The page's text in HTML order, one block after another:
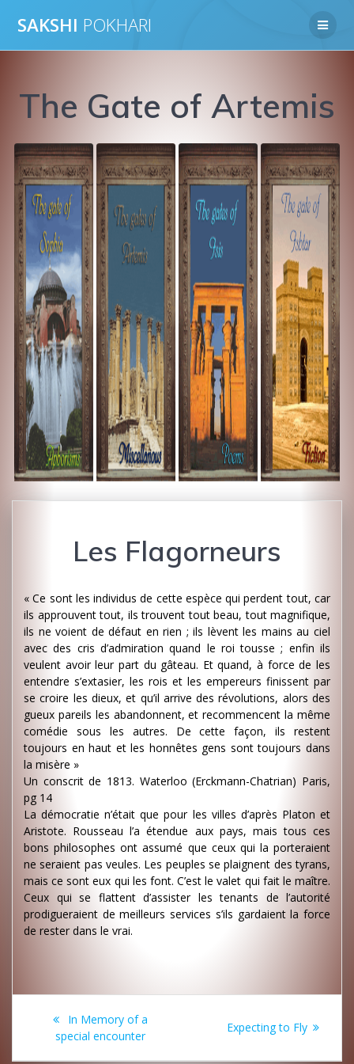
SAKSHI POKHARI
The Gate of Artemis
Les Flagorneurs
« Ce sont les individus de cette espèce qui perdent tout, car
ils approuvent tout, ils trouvent tout beau, tout magnifique,
ils ne voient de défaut en rien ; ils lèvent les mains au ciel
avec des cris d’admiration quand le roi tousse ; enfin ils
veulent avoir leur part du gâteau. Et quand, à force de les
entendre s’extasier, les rois et les empereurs finissent par
se croire les dieux, et qu’il arrive des révolutions, alors des
gueux pareils les abandonnent, et recommencent la même
comédie sous les autres. De cette façon, ils restent
toujours en haut et les honnêtes gens sont toujours dans
la misère »
Un conscrit de 1813. Waterloo (Erckmann-Chatrian) Paris,
pg 14
La démocratie n’était que pour les villes d’après Platon et
Aristote. Rousseau l’a étendue aux pays, mais tous ces
bons philosophes ont assumé que ceux qui la porteraient
ne seraient pas veules. Les peuples se plaignent des tyrans,
mais ce sont eux qui les font. C’est le valet qui fait le maître.
Ceux qui se flattent d’assister les tenants de l’autorité
prodigueraient de meilleurs services s’ils gardaient la force
de rester dans le vrai.
Post
navigation
Previous
post:
In Memory of a
special encounter
Next
Expecting to Fly